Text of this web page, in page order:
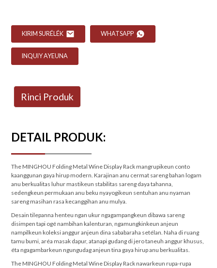
KIRIM SURÉLÉK WHATSAPP
INQUIY AYEUNA
Rinci Produk
DETAIL PRODUK:
The MINGHOU Folding Metal Wine Display Rack mangrupikeun conto
kaanggunan gaya hirup modern. Karajinan anu cermat sareng bahan logam
anu berkualitas luhur mastikeun stabilitas sareng daya tahanna,
sedengkeun permukaan anu beku nyayogikeun sentuhan anu nyaman
sareng masihan rasa kecanggihan anu mulya.
Desain tilepanna henteu ngan ukur ngagampangkeun dibawa sareng
disimpen tapi ogé nambihan kalenturan, ngamungkinkeun anjeun
nampilkeun koleksi anggur anjeun dina sababaraha setélan. Naha di ruang
tamu bumi, aréa masak dapur, atanapi gudang di jero taneuh anggur khusus,
éta ngagambarkeun ngungudag anjeun tina gaya hirup anu berkualitas.
The MINGHOU Folding Metal Wine Display Rack nawarkeun rupa-rupa